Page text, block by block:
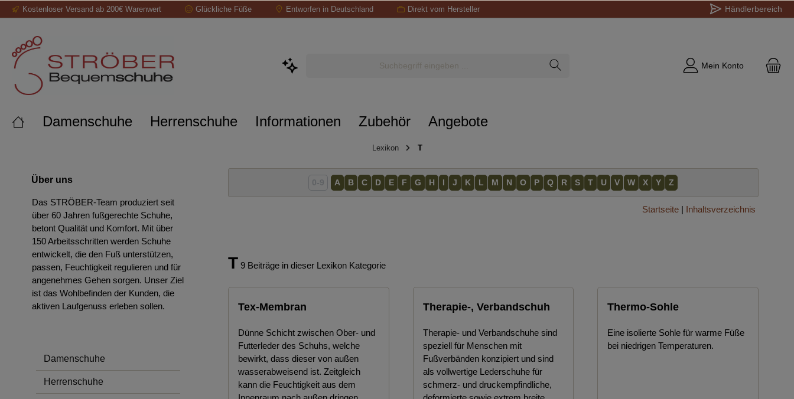
Zur Hauptnavigation springen
Kostenloser Versand ab 200€ Warenwert Glückliche Füße Entworfen in Deutschland Direkt vom Hersteller Händlerbereich
Mein Konto
Damenschuhe Herrenschuhe Informationen Zubehör Angebote
Lexikon T
Über uns
Das STRÖBER-Team produziert seit
über 60 Jahren fußgerechte Schuhe,
betont Qualität und Komfort. Mit über
150 Arbeitsschritten werden Schuhe
entwickelt, die den Fuß unterstützen,
passen, Feuchtigkeit regulieren und für
angenehmes Gehen sorgen. Unser Ziel
ist das Wohlbefinden der Kunden, die
aktiven Laufgenuss erleben sollen.
Damenschuhe
Herrenschuhe
0-9 A B C D E F G H I J K L M N O P Q R S T U V W X Y Z
Startseite | Inhaltsverzeichnis
T 9 Beiträge in dieser Lexikon Kategorie
Tex-Membran
Dünne Schicht zwischen Ober- und
Futterleder des Schuhs, welche
bewirkt, dass dieser von außen
wasserabweisend ist. Zeitgleich
kann die Feuchtigkeit aus dem
Therapie-, Verbandschuh
Therapie- und Verbandschuhe sind
speziell für Menschen mit
Fußverbänden konzipiert und sind
als vollwertige Lederschuhe für
schmerz- und druckempfindliche,
Thermo-Sohle
Eine isolierte Sohle für warme Füße
bei niedrigen Temperaturen.